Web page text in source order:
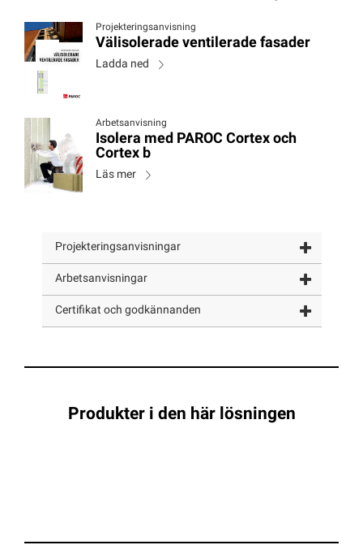
Projekteringsanvisning
Välisolerade ventilerade fasader
Ladda ned
Arbetsanvisning
Isolera med PAROC Cortex och
Cortex b
Läs mer
Projekteringsanvisningar
Arbetsanvisningar
Certifikat och godkännanden
Produkter i den här lösningen